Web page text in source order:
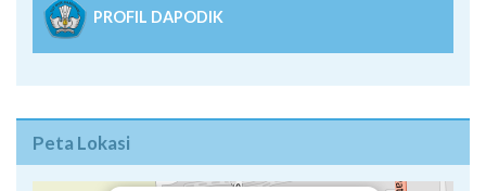
PROFIL DAPODIK
Peta Lokasi